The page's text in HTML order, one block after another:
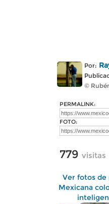
Por:
©
PERMALINK:
FOTO:
779 visitas
Ver fotos de
Mexicana